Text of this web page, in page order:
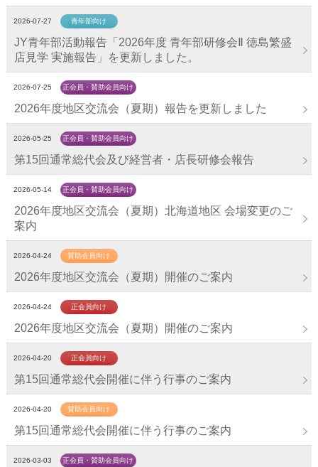
2026-07-27 青年部向け
JY青年部活動報告「2026年度 青年部研修会Ⅱ 徳島繁盛
店見学 実施報告」を更新しました。
2026-07-25 正会員・賛助会員向け
2026年度地区交流会（夏期）報告を更新しました
2026-05-25 正会員・賛助会員向け
第15回通常総代会及び経営者・店長研修会報告
2026-05-14 正会員・賛助会員向け
2026年度地区交流会（夏期）北海道地区 会場変更のご
案内
2026-04-24 賛助会員向け
2026年度地区交流会（夏期）開催のご案内
2026-04-24 正会員向け
2026年度地区交流会（夏期）開催のご案内
2026-04-20 正会員向け
第15回通常総代会開催に伴う行事のご案内
2026-04-20 賛助会員向け
第15回通常総代会開催に伴う行事のご案内
2026-03-03 正会員・賛助会員向け